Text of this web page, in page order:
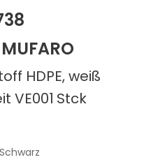
HDPE, weiß
VE001 Stck